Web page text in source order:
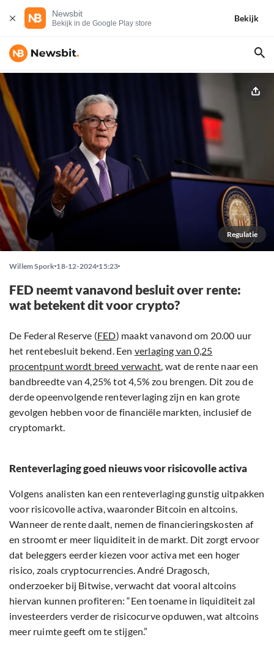
Newsbit
Bekijk in de Google Play store
Bekijk
Regulatie
Willem Spork 18-12-2024 15:23
FED neemt vanavond besluit over rente:
wat betekent dit voor crypto?
De Federal Reserve (FED) maakt vanavond om 20.00 uur
het rentebesluit bekend. Een verlaging van 0,25
procentpunt wordt breed verwacht, wat de rente naar een
bandbreedte van 4,25% tot 4,5% zou brengen. Dit zou de
derde opeenvolgende renteverlaging zijn en kan grote
gevolgen hebben voor de financiële markten, inclusief de
cryptomarkt.
Renteverlaging goed nieuws voor risicovolle activa
Volgens analisten kan een renteverlaging gunstig uitpakken
voor risicovolle activa, waaronder Bitcoin en altcoins.
Wanneer de rente daalt, nemen de financieringskosten af
en stroomt er meer liquiditeit in de markt. Dit zorgt ervoor
dat beleggers eerder kiezen voor activa met een hoger
risico, zoals cryptocurrencies. André Dragosch,
onderzoeker bij Bitwise, verwacht dat vooral altcoins
hiervan kunnen profiteren: “Een toename in liquiditeit zal
investeerders verder de risicocurve opduwen, wat altcoins
meer ruimte geeft om te stijgen.”